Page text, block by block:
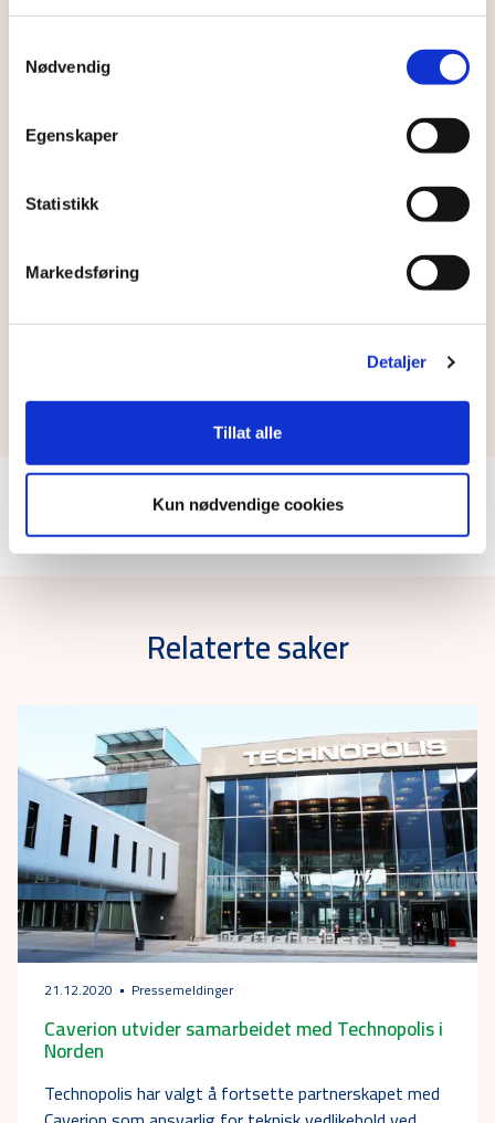
Nødvendig
Egenskaper
Statistikk
Markedsføring
Detaljer
Tillat alle
Kun nødvendige cookies
våre vilkår og betingelser.
Relaterte saker
21.12.2020 Pressemeldinger
Caverion utvider samarbeidet med Technopolis i
Norden
Technopolis har valgt å fortsette partnerskapet med